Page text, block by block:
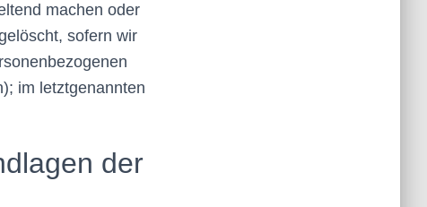
machen oder
sofern wir
im letztgenannten
der